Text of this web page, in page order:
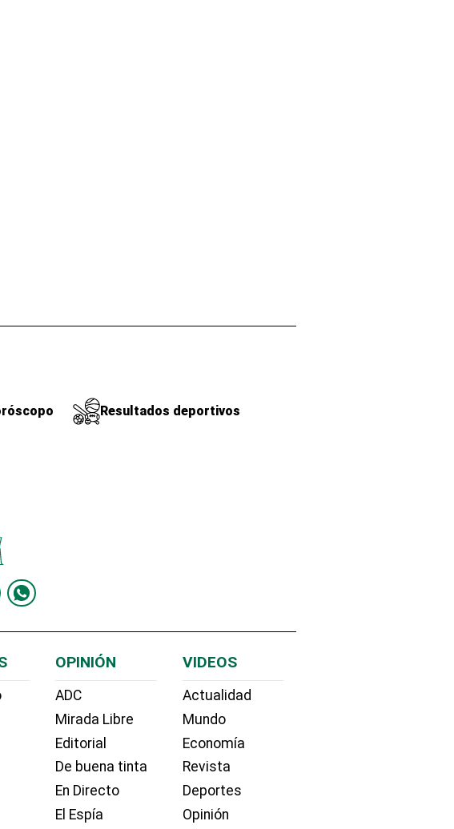
Resultados deportivos
OPINIÓN
ADC
Mirada Libre
Editorial
De buena tinta
En Directo
El Espía
VIDEOS
Actualidad
Mundo
Economía
Revista
Deportes
Opinión